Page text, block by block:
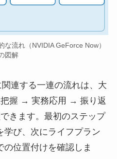
流れ（NVIDIA GeForce Now）
図解
連する一連の流れは、大
握 → 実務応用 → 振り返
きます。最初のステップ
学び、次にライフプラン
の位置付けを確認しま